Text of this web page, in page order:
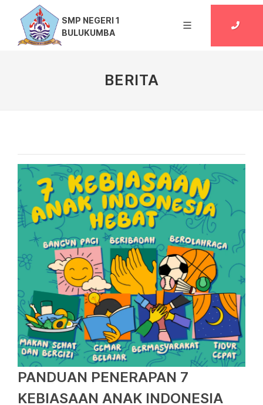
SMP NEGERI 1
BULUKUMBA
BERITA
PANDUAN PENERAPAN 7
KEBIASAAN ANAK INDONESIA